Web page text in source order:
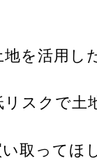
を活用し
スクで土
取ってほ